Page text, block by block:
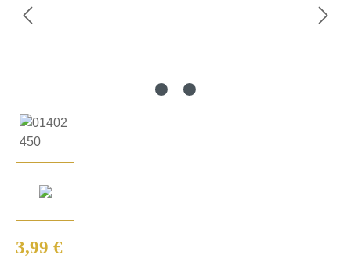
Regulärer Preis:
3,99 €